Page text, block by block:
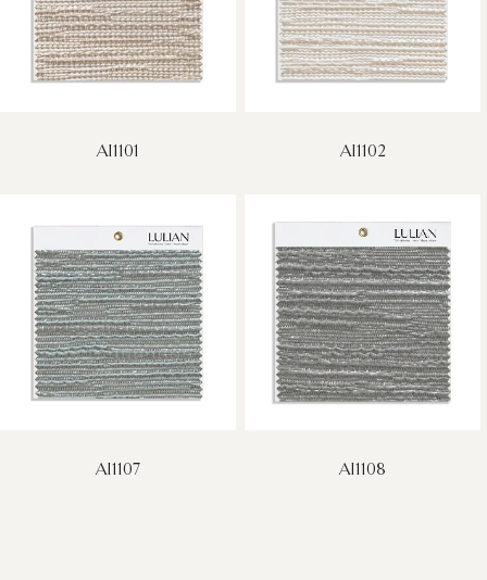
AI1101 AI1102
AI1107 AI1108